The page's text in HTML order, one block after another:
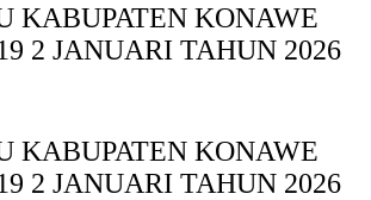
KABUPATEN KONAWE
2 JANUARI TAHUN 2026
KABUPATEN KONAWE
2 JANUARI TAHUN 2026